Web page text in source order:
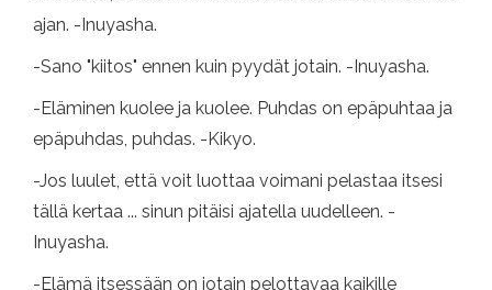
ajan. -Inuyasha.
-Sano "kiitos" ennen kuin pyydät jotain. -Inuyasha.
-Eläminen kuolee ja kuolee. Puhdas on epäpuhtaa ja
epäpuhdas, puhdas. -Kikyo.
-Jos luulet, että voit luottaa voimani pelastaa itsesi
tällä kertaa ... sinun pitäisi ajatella uudelleen. -
Inuyasha.
-Elämä itsessään on jotain pelottavaa kaikille